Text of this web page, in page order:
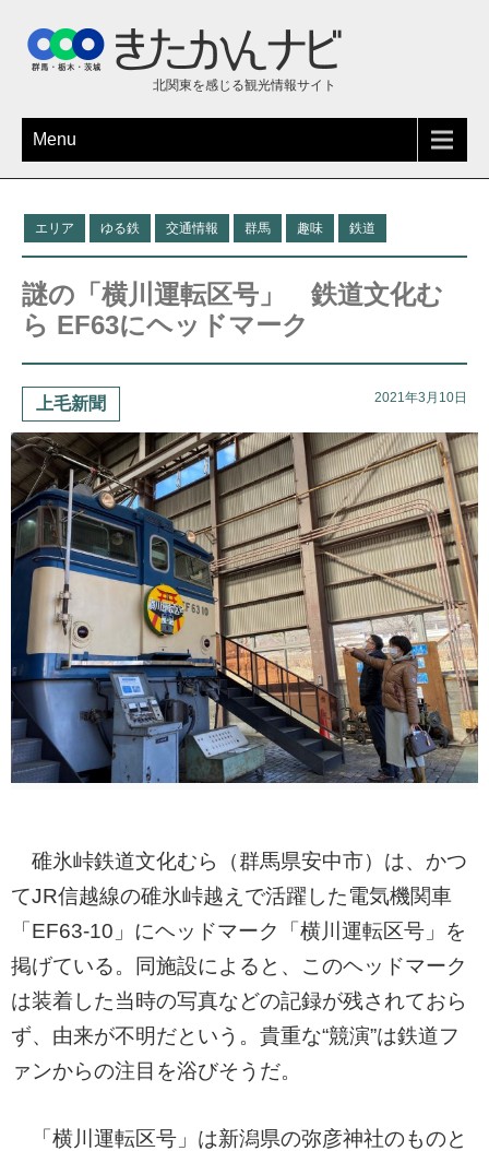
北関東を感じる観光情報サイト
Menu
エリア ゆる鉄 交通情報 群馬 趣味 鉄道
謎の「横川運転区号」 鉄道文化む
ら EF63にヘッドマーク
上毛新聞 2021年3月10日
碓氷峠鉄道文化むら（群馬県安中市）は、かつ
てJR信越線の碓氷峠越えで活躍した電気機関車
「EF63-10」にヘッドマーク「横川運転区号」を
掲げている。同施設によると、このヘッドマーク
は装着した当時の写真などの記録が残されておら
ず、由来が不明だという。貴重な“競演”は鉄道フ
ァンからの注目を浴びそうだ。
「横川運転区号」は新潟県の弥彦神社のものと